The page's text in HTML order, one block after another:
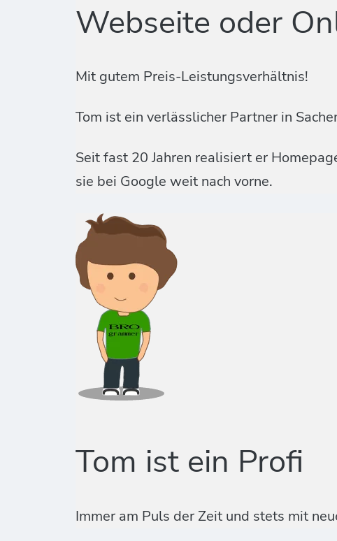
Webseite oder
Mit gutem Preis-Leistungsverhältnis!
Tom ist ein verlässlicher Partner in
Seit fast 20 Jahren realisiert er
sie bei Google weit nach vorne.
Tom ist ein Profi
Immer am Puls der Zeit und stets mit